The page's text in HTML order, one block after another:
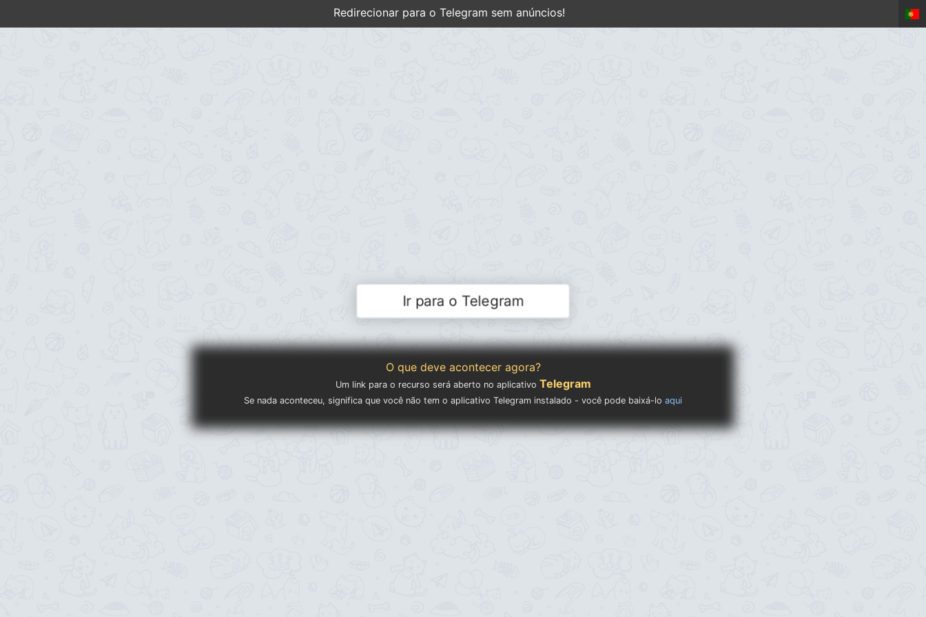
Redirecionar para o Telegram sem anúncios!
Ir para o Telegram
O que deve acontecer agora?
Um link para o recurso será aberto no aplicativo Telegram
Se nada aconteceu, significa que você não tem o aplicativo Telegram instalado - você pode baixá-lo aqui